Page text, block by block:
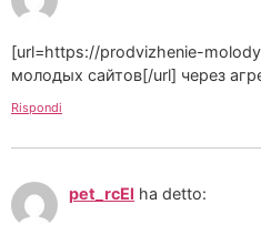
[url=https://prodvizhenie-
молодых сайтов[/url] через
Rispondi
pet_rcEl ha detto: